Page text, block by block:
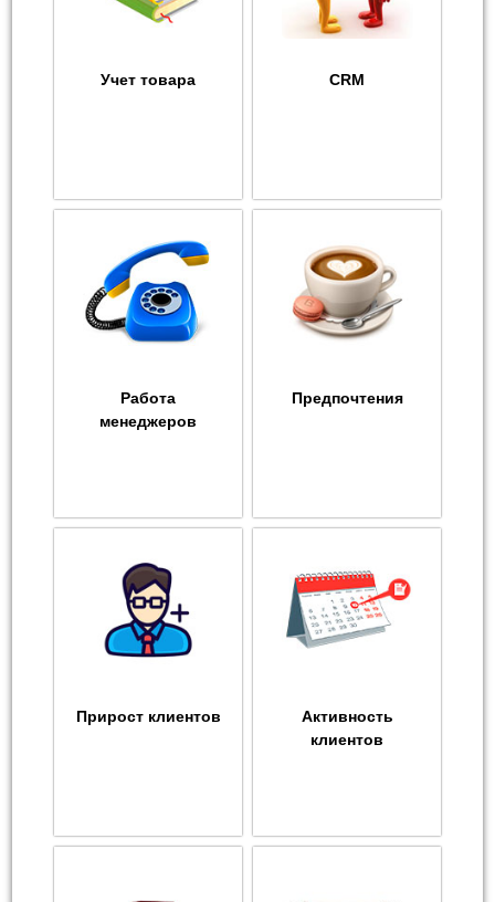
Учет товара CRM
Работа
менеджеров
Предпочтения
Прирост клиентов
Активность
клиентов